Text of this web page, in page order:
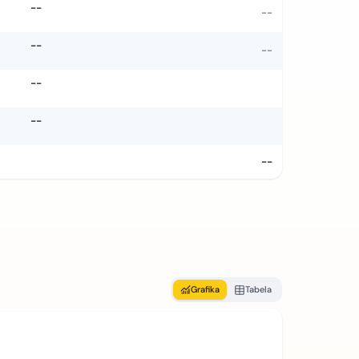
-- --
-- --
--
--
--
Grafika Tabela